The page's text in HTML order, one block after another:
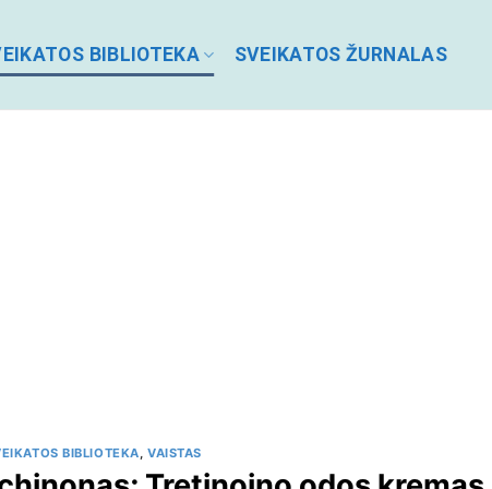
BIBLIOTEKA SVEIKATOS ŽURNALAS
BIBLIOTEKA, VAISTAS